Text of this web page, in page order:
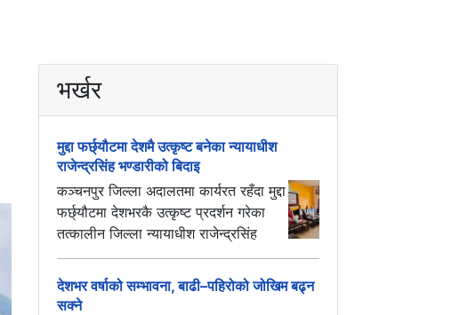
भर्खर
मुद्दा फर्छ्यौटमा देशमै उत्कृष्ट बनेका न्यायाधीश
राजेन्द्रसिंह भण्डारीको बिदाइ
कञ्चनपुर जिल्ला अदालतमा कार्यरत रहँदा मुद्दा
फर्छ्यौटमा देशभरकै उत्कृष्ट प्रदर्शन गरेका
तत्कालीन जिल्ला न्यायाधीश राजेन्द्रसिंह
देशभर वर्षाको सम्भावना, बाढी–पहिरोको जोखिम बढ्न
सक्ने